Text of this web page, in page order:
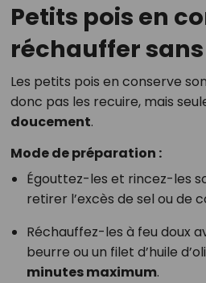
Petits pois en
réchauffer
Les petits pois en conserve
donc pas les recuire, mais
doucement.
Mode de préparation :
Égouttez-les et rincez-les
retirer l’excès de sel ou de
Réchauffez-les à feu doux
beurre ou un filet d’huile
minutes maximum.